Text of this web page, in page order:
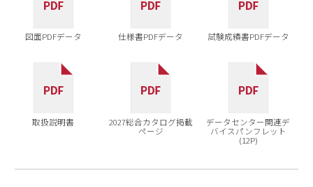
図面PDFデータ 仕様書PDFデータ 試験成績書PDFデータ
取扱説明書
2027総合カタログ掲載
ページ
データセンター関連デ
バイスパンフレット
(12P)